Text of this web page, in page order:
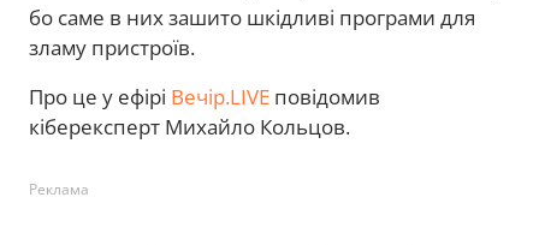
бо саме в них зашито шкідливі програми для
зламу пристроїв.
Про це у ефірі Вечір.LIVE повідомив
кіберексперт Михайло Кольцов.
Реклама